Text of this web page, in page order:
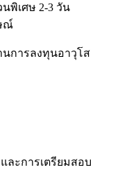
พิเศษ 2-3 วัน
ณ์
การลงทุนอาวุโส
ละการเตรียมสอบ